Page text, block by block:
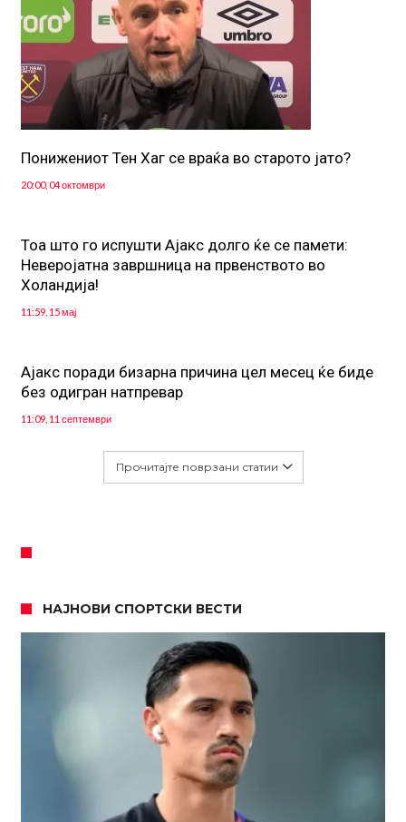
Понижениот Тен Хаг се враќа во старото јато?
20:00, 04 октомври
Тоа што го испушти Ајакс долго ќе се памети:
Неверојатна завршница на првенството во
Холандија!
11:59, 15 мај
Ајакс поради бизарна причина цел месец ќе биде
без одигран натпревар
11:09, 11 септември
Прочитајте поврзани статии
НАЈНОВИ СПОРТСКИ ВЕСТИ